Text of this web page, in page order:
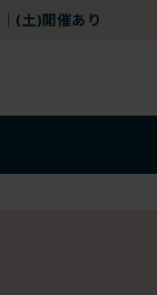
(土)開催あり